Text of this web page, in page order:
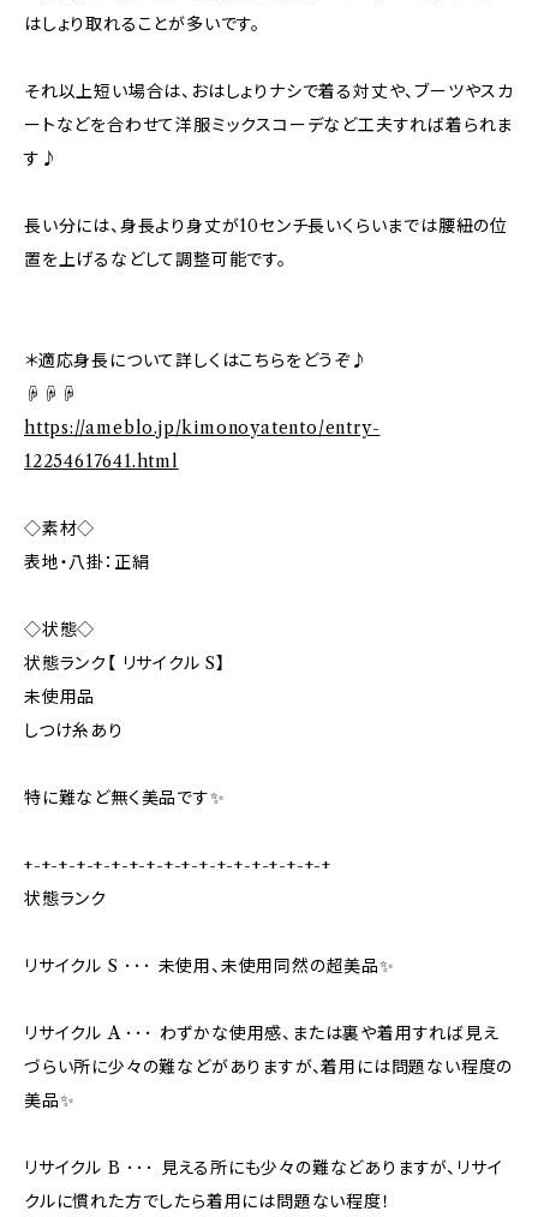
はしょり取れることが多いです。
それ以上短い場合は、おはしょりナシで着る対丈や、ブーツやスカ
ートなどを合わせて洋服ミックスコーデなど工夫すれば着られま
す♪
長い分には、身長より身丈が10センチ長いくらいまでは腰紐の位
置を上げるなどして調整可能です。
＊適応身長について詳しくはこちらをどうぞ♪
☟☟☟
https://ameblo.jp/kimonoyatento/entry-
12254617641.html
◇素材◇
表地・八掛：正絹
◇状態◇
状態ランク【 リサイクル S】
未使用品
しつけ糸あり
特に難など無く美品です✨
+-+-+-+-+-+-+-+-+-+-+-+-+-+-+-+-+-+
状態ランク
リサイクル S ･･･ 未使用、未使用同然の超美品✨
リサイクル A ･･･ わずかな使用感、または裏や着用すれば見え
づらい所に少々の難などがありますが、着用には問題ない程度の
美品✨
リサイクル B ･･･ 見える所にも少々の難などありますが、リサイ
クルに慣れた方でしたら着用には問題ない程度！